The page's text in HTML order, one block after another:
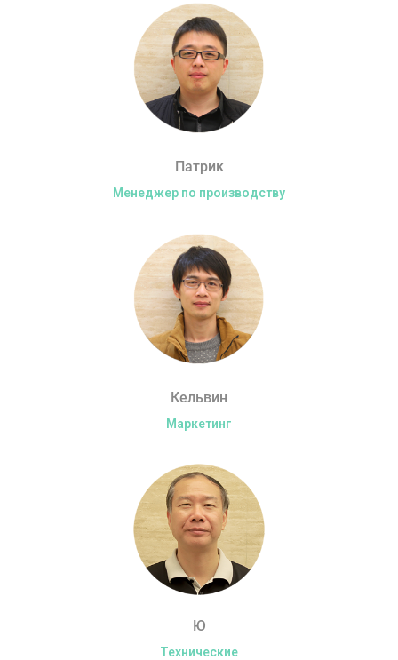
Патрик
Менеджер по производству
Кельвин
Маркетинг
Ю
Технические